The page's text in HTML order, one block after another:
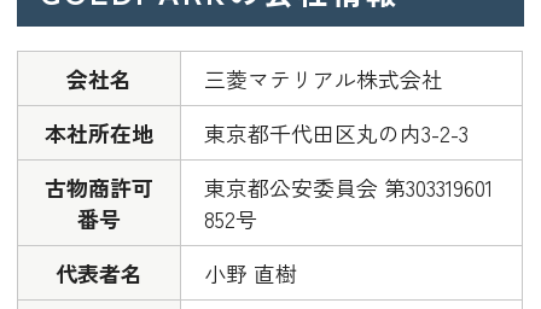
会社名
三菱マテリアル株式会社
本社所在地
東京都千代田区丸の内3-2-3
古物商許可
番号
東京都公安委員会 第303319601
852号
代表者名
小野 直樹